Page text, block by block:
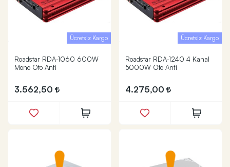
Ücretsiz Kargo
Roadstar RDA-1060 600W
Mono Oto Anfi
3.562,50
Ücretsiz Kargo
Roadstar RDA-1240 4 Kanal
5000W Oto Anfi
4.275,00